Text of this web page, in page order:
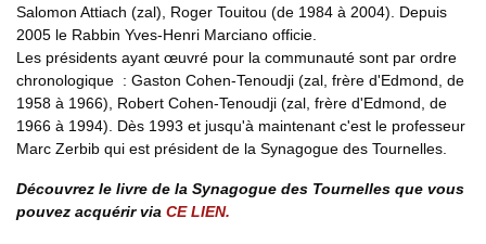
Salomon Attiach (zal), Roger Touitou (de 1984 à 2004). Depuis
2005 le Rabbin Yves-Henri Marciano officie.
Les présidents ayant œuvré pour la communauté sont par ordre
chronologique : Gaston Cohen-Tenoudji (zal, frère d'Edmond, de
1958 à 1966), Robert Cohen-Tenoudji (zal, frère d'Edmond, de
1966 à 1994). Dès 1993 et jusqu'à maintenant c'est le professeur
Marc Zerbib qui est président de la Synagogue des Tournelles.
Découvrez le livre de la Synagogue des Tournelles que vous
pouvez acquérir via CE LIEN.